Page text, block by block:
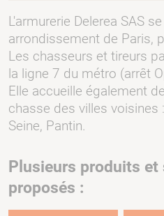
L'armurerie Delerea SAS
arrondissement de Paris,
Les chasseurs et tireurs
la ligne 7 du métro (arrêt
Elle accueille également
chasse des villes voisines
Seine, Pantin.
Plusieurs produits
proposés :